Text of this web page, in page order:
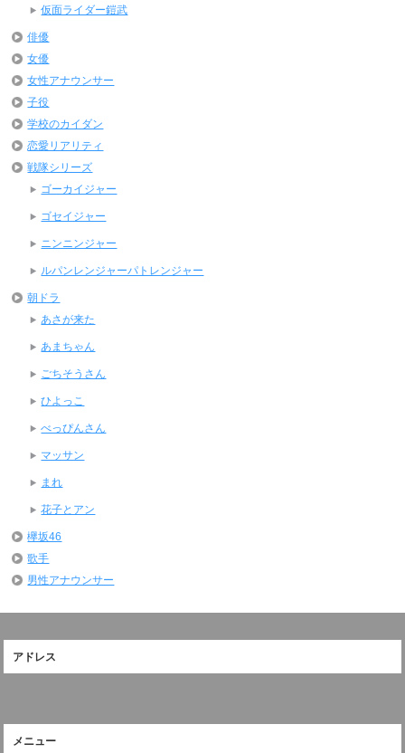
仮面ライダー鎧武
俳優
女優
女性アナウンサー
子役
学校のカイダン
恋愛リアリティ
戦隊シリーズ
ゴーカイジャー
ゴセイジャー
ニンニンジャー
ルパンレンジャーパトレンジャー
朝ドラ
あさが来た
あまちゃん
ごちそうさん
ひよっこ
べっぴんさん
マッサン
まれ
花子とアン
欅坂46
歌手
男性アナウンサー
アドレス
メニュー